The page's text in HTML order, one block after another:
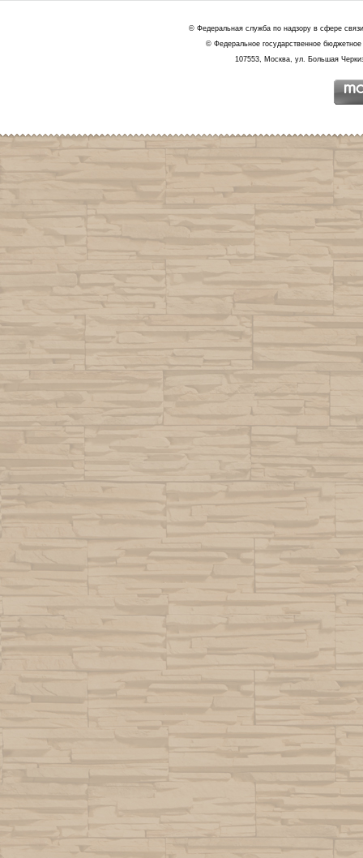
© Федеральная служба по надзору в сфере
© Федеральное государственное
107553, Москва, ул. Большая